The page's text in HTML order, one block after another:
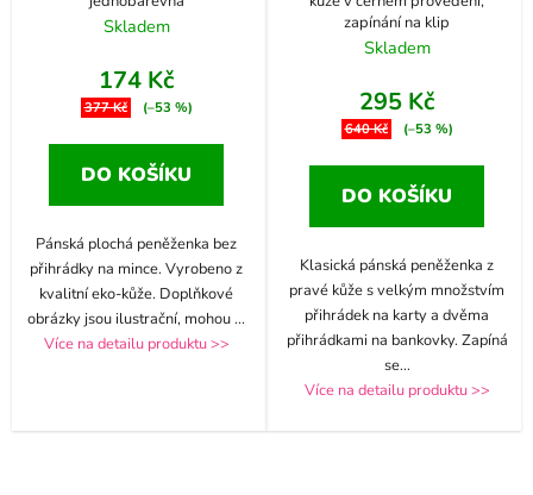
Skladem
174 Kč
377 Kč (–53 %)
DO KOŠÍKU
Pánská plochá peněženka bez
přihrádky na mince. Vyrobeno z
kvalitní eko-kůže. Doplňkové
obrázky jsou ilustrační, mohou...
Více na detailu produktu >>
zapínání na klip
Skladem
295 Kč
640 Kč (–53 %)
DO KOŠÍKU
Klasická pánská peněženka z
pravé kůže s velkým množstvím
přihrádek na karty a dvěma
přihrádkami na bankovky. Zapíná
se...
Více na detailu produktu >>